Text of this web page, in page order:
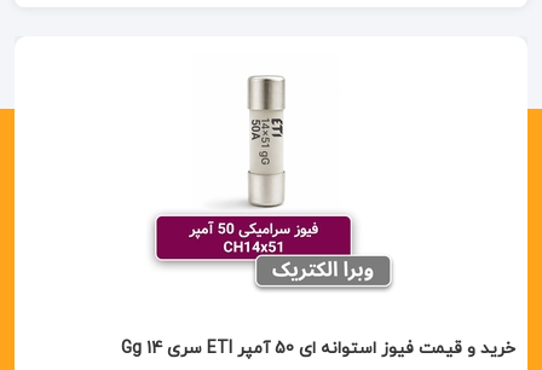
خرید و قیمت فیوز استوانه ای 50 آمپر ETI سری Gg 14